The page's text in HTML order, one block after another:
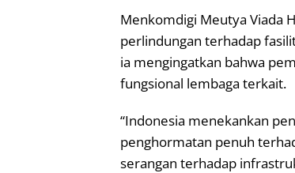
Menkomdigi Meutya Viada
perlindungan terhadap
ia mengingatkan bahwa
fungsional lembaga terkait.
“Indonesia menekankan
penghormatan penuh
serangan terhadap